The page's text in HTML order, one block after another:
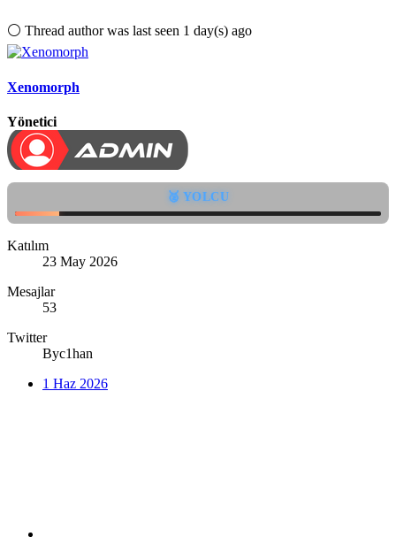
⚪ Thread author was last seen 1 day(s) ago
Xenomorph
Yönetici
🥈 YOLCU
Katılım
23 May 2026
Mesajlar
53
Twitter
Byc1han
1 Haz 2026